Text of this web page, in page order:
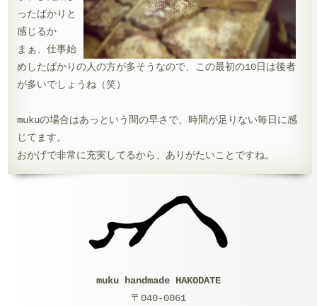
ったばかりと
感じるか
まぁ、仕事始
めしたばかりの人の方が多そうなので、この最初の10日は後者
が多いでしょうね（笑）
mukuの場合はあっという間の早さで、時間が足りない毎日に感
じてます。
おかげで非常に充実してるから、ありがたいことですね。
muku handmade HAKODATE
〒040-0061